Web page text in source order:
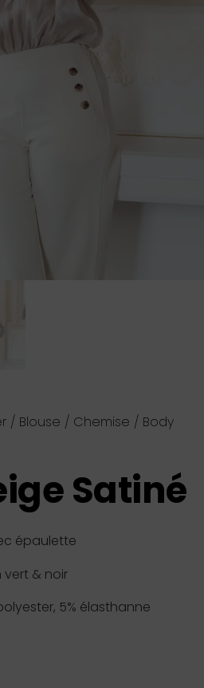
/ Blouse / Chemise / Body
Satiné
épaulette
vert & noir
5% élasthanne